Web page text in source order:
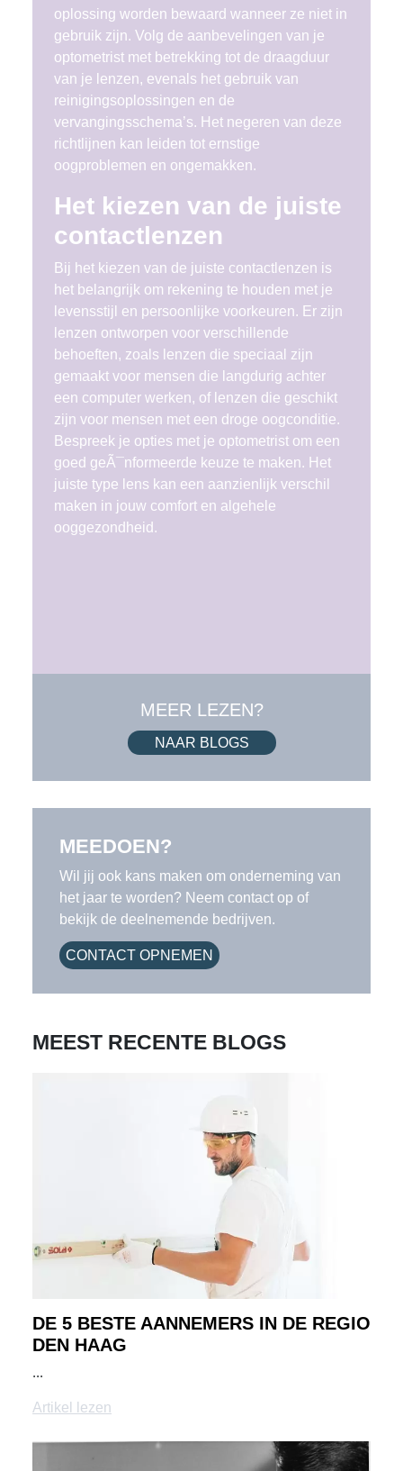
oplossing worden bewaard wanneer ze niet in
gebruik zijn. Volg de aanbevelingen van je
optometrist met betrekking tot de draagduur
van je lenzen, evenals het gebruik van
reinigingsoplossingen en de
vervangingsschema’s. Het negeren van deze
richtlijnen kan leiden tot ernstige
oogproblemen en ongemakken.
Het kiezen van de juiste
contactlenzen
Bij het kiezen van de juiste contactlenzen is
het belangrijk om rekening te houden met je
levensstijl en persoonlijke voorkeuren. Er zijn
lenzen ontworpen voor verschillende
behoeften, zoals lenzen die speciaal zijn
gemaakt voor mensen die langdurig achter
een computer werken, of lenzen die geschikt
zijn voor mensen met een droge oogconditie.
Bespreek je opties met je optometrist om een
goed geÃ¯nformeerde keuze te maken. Het
juiste type lens kan een aanzienlijk verschil
maken in jouw comfort en algehele
ooggezondheid.
MEER LEZEN?
NAAR BLOGS
MEEDOEN?
Wil jij ook kans maken om onderneming van
het jaar te worden? Neem contact op of
bekijk de deelnemende bedrijven.
CONTACT OPNEMEN
MEEST RECENTE BLOGS
DE 5 BESTE AANNEMERS IN DE REGIO
DEN HAAG
...
Artikel lezen